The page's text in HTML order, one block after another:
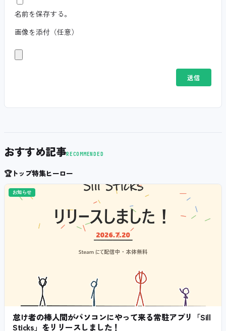
名前を保存する。
画像を添付（任意）
おすすめ記事RECOMMENDED
🏆トップ特集ヒーロー
お知らせ
怠け者の棒人間がパソコンにやって来る常駐アプリ「Sill
Sticks」をリリースしました！